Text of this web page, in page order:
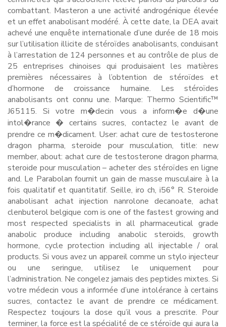
combattant. Masteron a une activité androgénique élevée
et un effet anabolisant modéré. À cette date, la DEA avait
achevé une enquête internationale d’une durée de 18 mois
sur l’utilisation illicite de stéroïdes anabolisants, conduisant
à l’arrestation de 124 personnes et au contrôle de plus de
25 entreprises chinoises qui produisaient les matières
premières nécessaires à l’obtention de stéroïdes et
d’hormone de croissance humaine. Les stéroïdes
anabolisants ont connu une. Marque: Thermo Scientific™
J65115. Si votre m�decin vous a inform�e d�une
intol�rance � certains sucres, contactez le avant de
prendre ce m�dicament. User: achat cure de testosterone
dragon pharma, steroide pour musculation, title: new
member, about: achat cure de testosterone dragon pharma,
steroide pour musculation – acheter des stéroïdes en ligne
and. Le Parabolan fournit un gain de masse musculaire à la
fois qualitatif et quantitatif. Seille, iro ch, i56° R. Steroide
anabolisant achat injection nanrolone decanoate, achat
clenbuterol belgique com is one of the fastest growing and
most respected specialists in all pharmaceutical grade
anabolic produce including anabolic steroids, growth
hormone, cycle protection including all injectable / oral
products. Si vous avez un appareil comme un stylo injecteur
ou une seringue, utilisez le uniquement pour
l’administration. Ne congelez jamais des peptides mixtes. Si
votre médecin vous a informée d’une intolérance à certains
sucres, contactez le avant de prendre ce médicament.
Respectez toujours la dose qu’il vous a prescrite. Pour
terminer, la force est la spécialité de ce stéroïde qui aura la